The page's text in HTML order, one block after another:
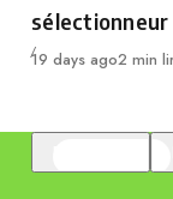
sélectionneur
Publié
19 days ago2 min